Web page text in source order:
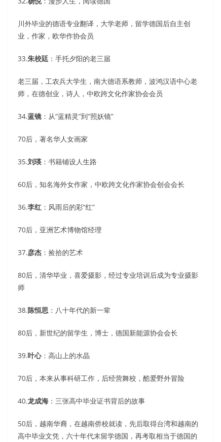
川外毕业的德语专业翻译，大学老师，留学德国后自主创
业，作家，欧华作协会员
33.朱校廷 ：手托夕阳的老三届
老三届，工农兵大学生，南大德语系教师，波鸿汉语中心老
师，在德创业，诗人，中欧跨文化作家协会会员
34.蓝镜 ：从“蓝精灵”到“照妖镜”
70后，著名华人女画家
35.刘瑛 ：书籍铺设人生路
60后，知名海外女作家，中欧跨文化作家协会创会会长
36.李红 ：风雨后的彩“红”
70后，亚洲艺术博物馆经理
37.彦杰 ：捡拾的艺术
80后，清华毕业，喜爱摄影，经过专业培训后成为专业摄影
师
38.陈恒思 ：八十年代的新一辈
80后，新世纪的留学生，博士，德国新能源协会会长
39.叶心：高山上的水晶
70后，本来从事科研工作，后经营舞校，酷爱野外冒险
40.龙成海 ：三张高中毕业证书背后的故事
50后，越南华裔，在越南侨校就读，先后取得台湾和越南的
高中毕业文凭，六十年代末留学德国，再考取相当于德国的